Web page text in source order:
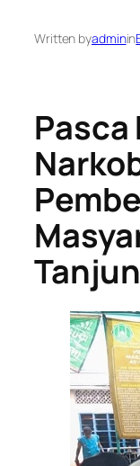
Written byadminin
Pasca